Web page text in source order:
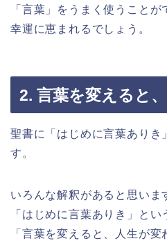
「言葉」をうまく使うことが
幸運に恵まれるでしょう。
2. 言葉を変えると
聖書に「はじめに言葉ありき
す。
いろんな解釈があると思いま
「はじめに言葉ありき」とい
「言葉を変えると、人生が